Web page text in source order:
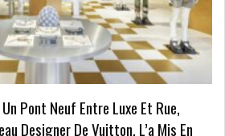
Pont Neuf Entre Luxe Et Rue,
Designer De Vuitton, L’a Mis En